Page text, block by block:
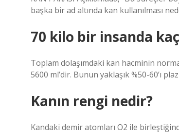
başka bir ad altında kan kullanılması
70 kilo bir insanda
Toplam dolaşımdaki kan hacminin
5600 ml’dir. Bunun yaklaşık %50-60’ı
Kanın rengi nedir?
Kandaki demir atomları O2 ile